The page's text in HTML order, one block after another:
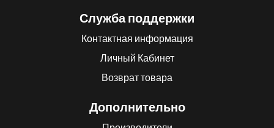
Служба поддержки
Контактная информация
Личный Кабинет
Возврат товара
Дополнительно